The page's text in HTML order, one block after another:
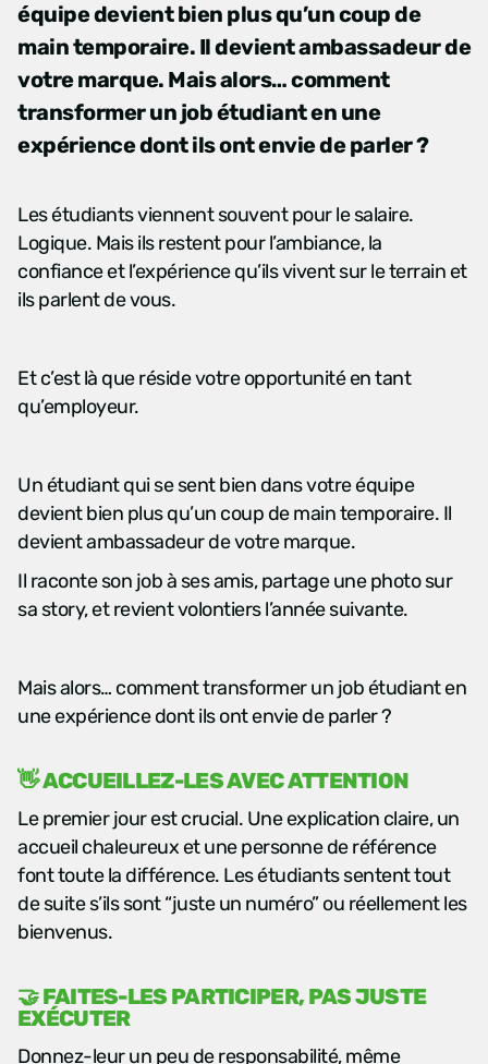
équipe devient bien plus qu’un coup de
main temporaire. Il devient ambassadeur de
votre marque. Mais alors… comment
transformer un job étudiant en une
expérience dont ils ont envie de parler ?
Les étudiants viennent souvent pour le salaire.
Logique. Mais ils restent pour l’ambiance, la
confiance et l’expérience qu’ils vivent sur le terrain et
ils parlent de vous.
Et c’est là que réside votre opportunité en tant
qu’employeur.
Un étudiant qui se sent bien dans votre équipe
devient bien plus qu’un coup de main temporaire. Il
devient ambassadeur de votre marque.
Il raconte son job à ses amis, partage une photo sur
sa story, et revient volontiers l’année suivante.
Mais alors… comment transformer un job étudiant en
une expérience dont ils ont envie de parler ?
👋 ACCUEILLEZ-LES AVEC ATTENTION
Le premier jour est crucial. Une explication claire, un
accueil chaleureux et une personne de référence
font toute la différence. Les étudiants sentent tout
de suite s’ils sont “juste un numéro” ou réellement les
bienvenus.
🤝 FAITES-LES PARTICIPER, PAS JUSTE
EXÉCUTER
Donnez-leur un peu de responsabilité, même